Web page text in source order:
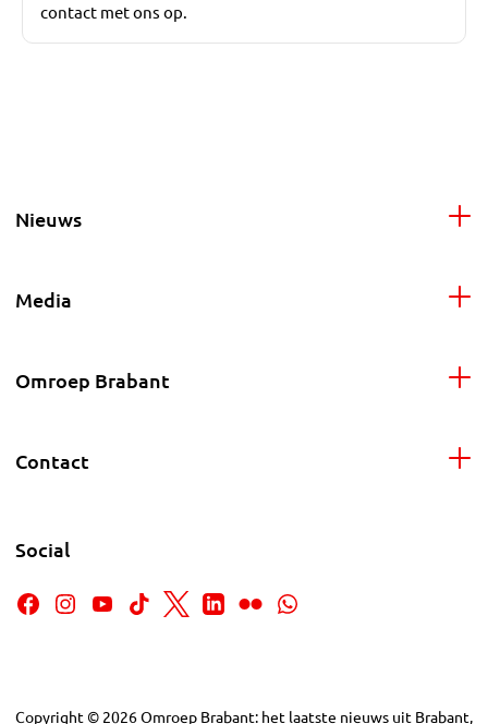
contact met ons op.
Nieuws
Media
Omroep Brabant
Contact
Social
Copyright © 2026Omroep Brabant: het laatste nieuws uit Brabant,